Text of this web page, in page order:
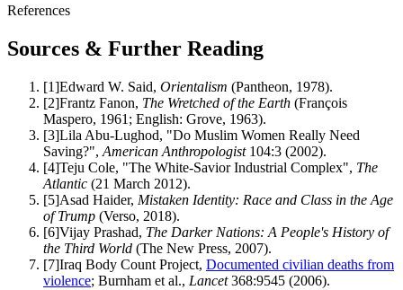
References
Sources & Further Reading
[1]Edward W. Said, Orientalism (Pantheon, 1978).
[2]Frantz Fanon, The Wretched of the Earth (François
Maspero, 1961; English: Grove, 1963).
[3]Lila Abu-Lughod, "Do Muslim Women Really Need
Saving?", American Anthropologist104:3 (2002).
[4]Teju Cole, "The White-Savior Industrial Complex", The
Atlantic (21 March 2012).
[5]Asad Haider, Mistaken Identity: Race and Class in the Age
of Trump (Verso, 2018).
[6]Vijay Prashad, The Darker Nations: A People's History of
the Third World (The New Press, 2007).
[7]Iraq Body Count Project, Documented civilian deaths from
violence; Burnham et al., Lancet368:9545 (2006).